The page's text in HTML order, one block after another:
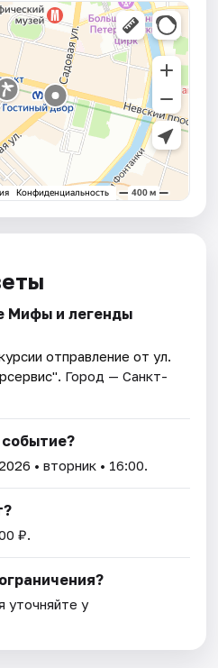
Мифы и легенды
отправление от ул.
. Город — Санкт-
• вторник • 16:00.
₽.
уточняйте у